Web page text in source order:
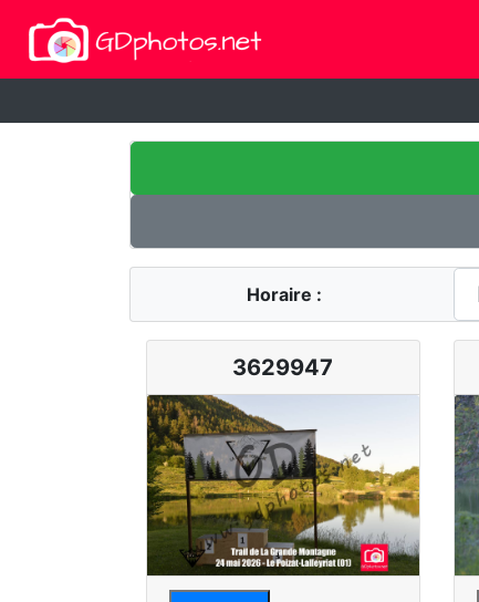
Horaire :
3629947